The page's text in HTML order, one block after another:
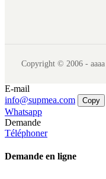
Copyright © 2006 - aaaa
E-mail
info@supmea.com
Copy
Whatsapp
Demande
Téléphoner
Demande en ligne